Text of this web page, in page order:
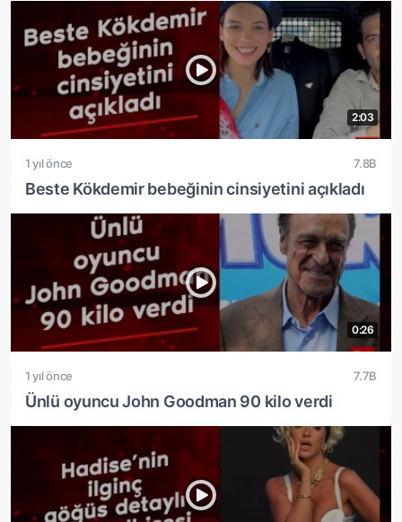
2:03
1 yıl önce 7.8B
Beste Kökdemir bebeğinin cinsiyetini açıkladı
0:26
1 yıl önce 7.7B
Ünlü oyuncu John Goodman 90 kilo verdi